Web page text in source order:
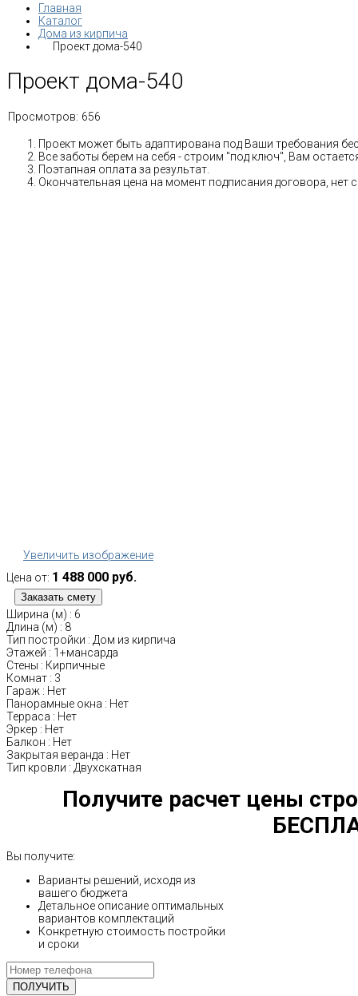
Главная
Каталог
Дома из кирпича
Проект дома-540
Проект дома-540
Просмотров: 656
Проект может быть адаптирована под Ваши требования
Все заботы берем на себя - строим "под ключ", Вам
Поэтапная оплата за результат.
Окончательная цена на момент подписания договора, нет
Увеличить изображение
Цена от: 1 488 000 руб.
Ширина (м) : 6
Длина (м) : 8
Тип постройки : Дом из кирпича
Этажей : 1+мансарда
Стены : Кирпичные
Комнат : 3
Гараж : Нет
Панорамные окна : Нет
Терраса : Нет
Эркер : Нет
Балкон : Нет
Закрытая веранда : Нет
Тип кровли : Двухскатная
Получите расчет цены
Вы получите:
Варианты решений, исходя из
вашего бюджета
Детальное описание оптимальных
вариантов комплектаций
Конкретную стоимость постройки
и сроки